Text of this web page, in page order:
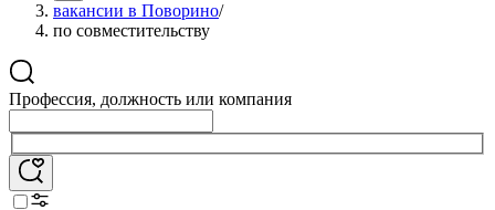
вакансии в Поворино/
по совместительству
Профессия, должность или компания